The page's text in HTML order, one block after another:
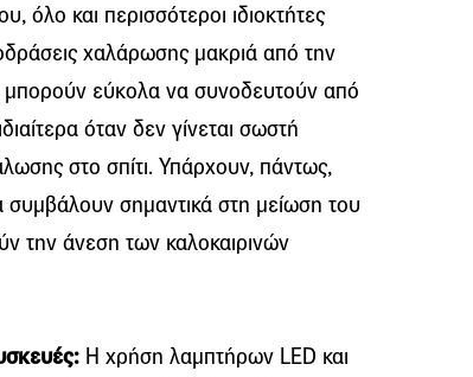
όλο και περισσότεροι ιδιοκτήτες
χαλάρωσης μακριά από την
μπορούν εύκολα να συνοδευτούν από
όταν δεν γίνεται σωστή
στο σπίτι. Υπάρχουν, πάντως,
σημαντικά στη μείωση του
την άνεση των καλοκαιρινών
Η χρήση λαμπτήρων LED και